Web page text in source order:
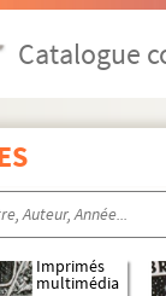
Catalogue
Imprimés
multimédia